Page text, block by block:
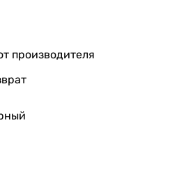
производителя